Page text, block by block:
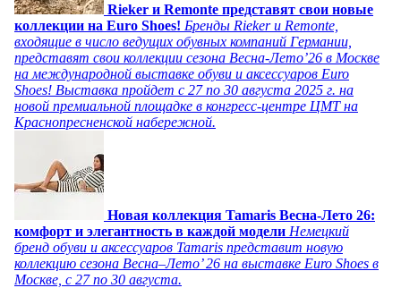
Rieker и Remonte представят свои новые
коллекции на Euro Shoes! Бренды Rieker и Remonte,
входящие в число ведущих обувных компаний Германии,
представят свои коллекции сезона Весна-Лето’26 в Москве
на международной выставке обуви и аксессуаров Euro
Shoes! Выставка пройдет c 27 по 30 августа 2025 г. на
новой премиальной площадке в конгресс-центре ЦМТ на
Краснопресненской набережной.
Новая коллекция Tamaris Весна-Лето 26:
комфорт и элегантность в каждой модели Немецкий
бренд обуви и аксессуаров Tamaris представит новую
коллекцию сезона Весна–Лето’ 26 на выставке Euro Shoes в
Москве, с 27 по 30 августа.